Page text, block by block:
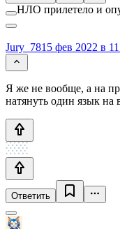
НЛО прилетело и
Jury_7815 фев 2022 в
Я же не вообще, а на
натянуть один язык на
Ответить